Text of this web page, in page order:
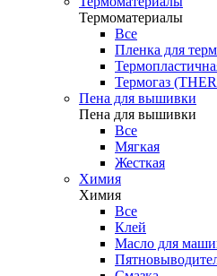
Термоматериалы
Все
Пленка для
Термогаз
Пена для вышивки
Пена для вышивки
Все
Мягкая
Жесткая
Химия
Химия
Все
Клей
Масло для